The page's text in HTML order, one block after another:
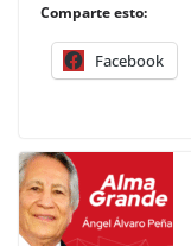
Comparte esto:
Facebook